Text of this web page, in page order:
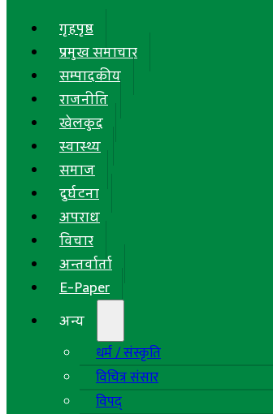
गृहपृष्ठ
प्रमुख समाचार
सम्पादकीय
राजनीति
खेलकुद
स्वास्थ्य
समाज
दुर्घटना
अपराध
विचार
अन्तर्वार्ता
E-Paper
अन्य
धर्म / संस्कृति
विचित्र संसार
विपद्